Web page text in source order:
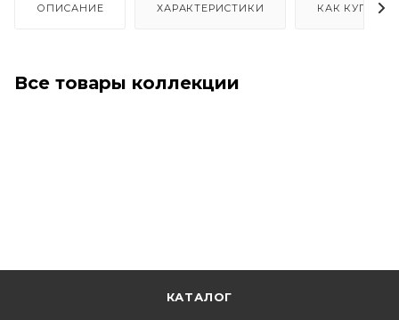
ОПИСАНИЕ ХАРАКТЕРИСТИКИ КАК КУПИТЬ
Все товары коллекции
КАТАЛОГ